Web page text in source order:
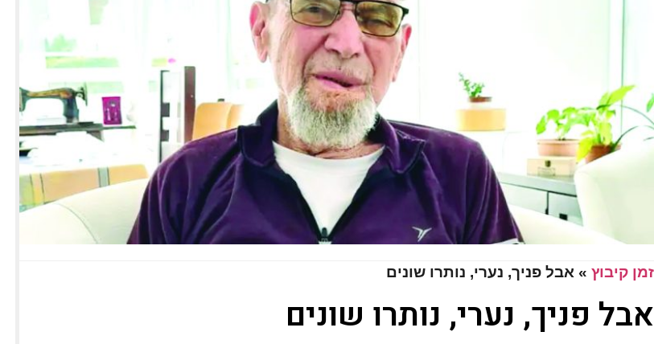
זמן קיבוץ » אבל פניך, נערי, נותרו שונים
אבל פניך, נערי, נותרו שונים